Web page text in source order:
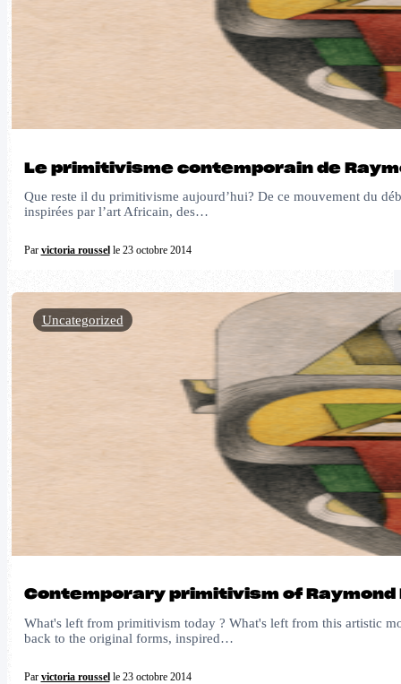
Le primitivisme contemporain de
Que reste il du primitivisme aujourd’hui? De ce mouvement du
inspirées par l’art Africain, des…
Par victoria rousselle 23 octobre 2014
Contemporary primitivism of Raymond
What's left from primitivism today ? What's left from this artistic
back to the original forms, inspired…
Par victoria rousselle 23 octobre 2014
Uncategorized